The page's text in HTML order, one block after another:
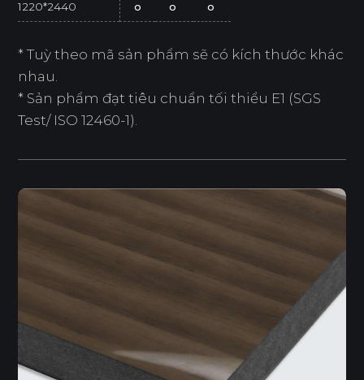
1220*2440 o o o
* Tuỳ theo mã sản phẩm sẽ có kích thước khác
nhau.
* Sản phẩm đạt tiêu chuẩn tối thiểu E1 (SGS
Test/ ISO 12460-1).